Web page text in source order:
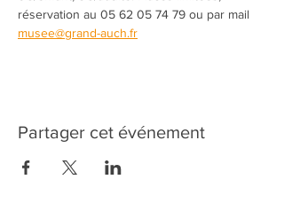
réservation au 05 62 05 74 79 ou par mail
musee@grand-auch.fr
Partager cet événement